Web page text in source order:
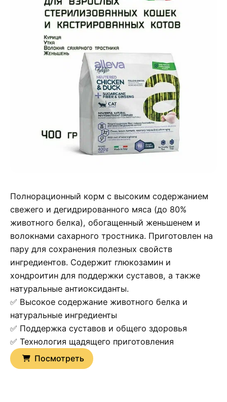
Полнорационный корм с высоким содержанием
свежего и дегидрированного мяса (до 80%
животного белка), обогащенный женьшенем и
волокнами сахарного тростника. Приготовлен на
пару для сохранения полезных свойств
ингредиентов. Содержит глюкозамин и
хондроитин для поддержки суставов, а также
натуральные антиоксиданты.
✅ Высокое содержание животного белка и
натуральные ингредиенты
✅ Поддержка суставов и общего здоровья
✅ Технология щадящего приготовления
Посмотреть